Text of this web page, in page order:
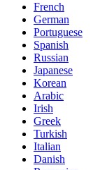
French
German
Portuguese
Spanish
Russian
Japanese
Korean
Arabic
Irish
Greek
Turkish
Italian
Danish